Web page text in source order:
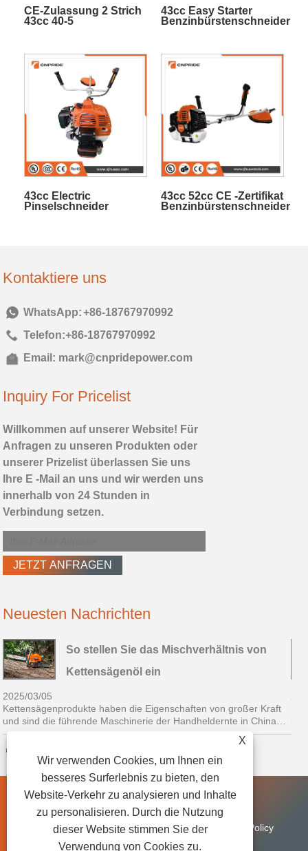
CE-Zulassung 2 Strich
43cc 40-5
43cc Easy Starter
Benzinbürstenschneider
43cc Electric
Pinselschneider
43cc 52cc CE -Zertifikat
Benzinbürstenschneider
Kontaktiere uns
Tel:+86-18767970992
Telefon:+86-18767970992
Email: mark@cnpridepower.com
Inquiry For Pricelist
Willkommen auf unserer Website! Für
Anfragen zu unseren Produkten oder
unserer Prizelist überlassen Sie uns
Ihre E -Mail an uns und wir werden uns
innerhalb von 24 Stunden in
Verbindung setzen.
Neuesten Nachrichten
So stellen Sie das Mischverhältnis von
Kettensägenöl ein
2025/03/05
Kettensägenprodukte haben die Eigenschaften von großer Kraft
und sind die führende Maschinerie der Handheldernte in China
geworden.
Verknüpfungen Sitemap RSS XML Privacy Policy
X
Wir verwenden Cookies, um Ihnen ein
besseres Surferlebnis zu bieten, den
Website-Verkehr zu analysieren und Inhalte
zu personalisieren. Durch die Nutzung
dieser Website stimmen Sie der
Verwendung von Cookies zu.